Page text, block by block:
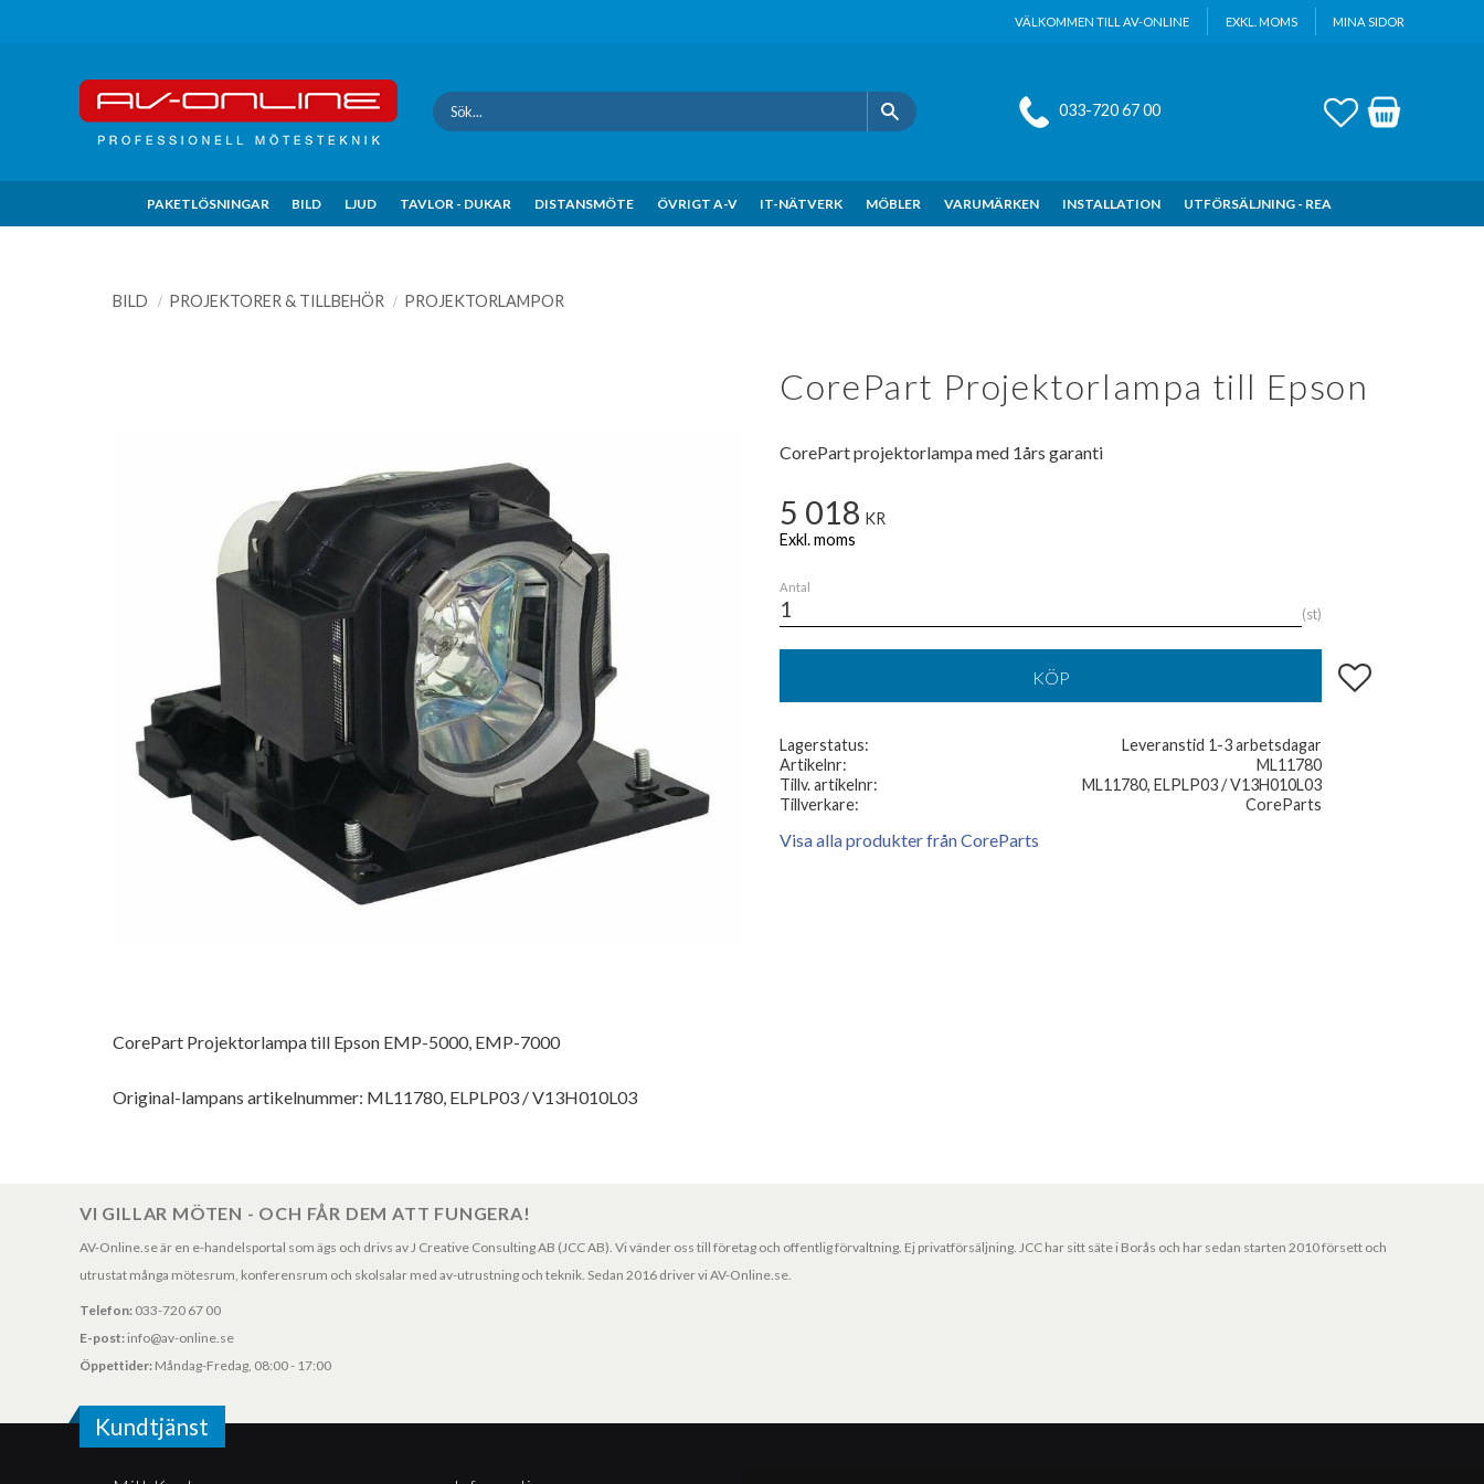
VÄLKOMMEN TILL AV-ONLINE EXKL. MOMS MINA SIDOR
033-720 67 00 FAVORITER
KUNDVAGN
PAKETLÖSNINGAR BILD LJUD TAVLOR - DUKAR DISTANSMÖTE ÖVRIGT A-V IT-NÄTVERK MÖBLER VARUMÄRKEN INSTALLATION UTFÖRSÄLJNING - REA
BILD PROJEKTORER & TILLBEHÖR PROJEKTORLAMPOR
CorePart Projektorlampa till Epson
CorePart projektorlampa med 1års garanti
5 018 KR
Antal
st
KÖP Lägg till i favoriter
Lagerstatus
Leveranstid 1-3 arbetsdagar
Artikelnr
ML11780
Tillv. artikelnr
ML11780, ELPLP03 / V13H010L03
Tillverkare
CoreParts
Visa alla produkter från CoreParts
CorePart Projektorlampa till Epson EMP-5000, EMP-7000
Original-lampans artikelnummer: ML11780, ELPLP03 / V13H010L03
VI GILLAR MÖTEN - OCH FÅR DEM ATT FUNGERA!
AV-Online.se är en e-handelsportal som ägs och drivs av J Creative Consulting AB (JCC AB). Vi vänder oss till företag och offentlig förvaltning. Ej privatförsäljning. JCC har sitt säte i Borås och har sedan starten 2010 försett och
utrustat många mötesrum, konferensrum och skolsalar med av-utrustning och teknik. Sedan 2016 driver vi AV-Online.se.
Telefon: 033-720 67 00
E-post: info@av-online.se
Öppettider: Måndag-Fredag, 08:00 - 17:00
Kundtjänst